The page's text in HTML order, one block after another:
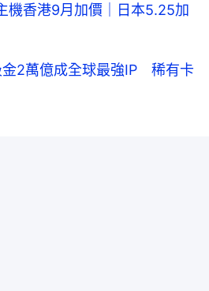
機香港9月加價｜日本5.25加
2萬億成全球最強IP 稀有卡